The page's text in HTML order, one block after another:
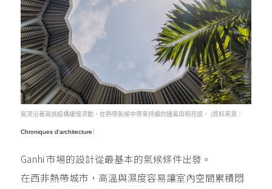
氣流沿著高挑結構緩慢流動，在熱帶氣候中帶來持續的通風與明亮感。 (資料來源：
Chroniques d'architecture）
Ganhi 市場的設計從最基本的氣候條件出發。
在西非熱帶城市，高溫與濕度容易讓室內空間累積悶